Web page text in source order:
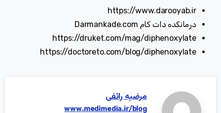
https://www.darooyab.ir
درمانکده دات کام Darmankade.com
https://druket.com/mag/diphenoxylate
https://doctoreto.com/blog/diphenoxylate
مرضیه رائفی
www.medimedia.ir/blog